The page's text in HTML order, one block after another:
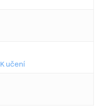
K učení